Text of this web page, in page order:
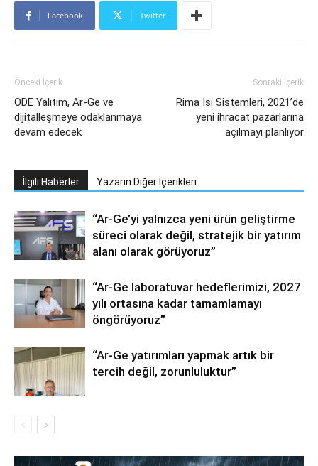
Facebook Twitter
Önceki İçerik
ODE Yalıtım, Ar-Ge ve
dijitalleşmeye odaklanmaya
devam edecek
Sonraki İçerik
Rima Isı Sistemleri, 2021’de
yeni ihracat pazarlarına
açılmayı planlıyor
İlgili Haberler Yazarın Diğer İçerikleri
“Ar-Ge’yi yalnızca yeni ürün geliştirme
süreci olarak değil, stratejik bir yatırım
alanı olarak görüyoruz”
“Ar-Ge laboratuvar hedeflerimizi, 2027
yılı ortasına kadar tamamlamayı
öngörüyoruz”
“Ar-Ge yatırımları yapmak artık bir
tercih değil, zorunluluktur”